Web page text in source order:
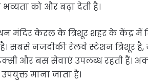
को और बढ़ा देती है।
मंदिर केरल के त्रिशूर शहर के केंद्र में
सबसे नजदीकी रेलवे स्टेशन त्रिशूर है,
और बस सेवाएं उपलब्ध रहती हैं।
माना जाता है।